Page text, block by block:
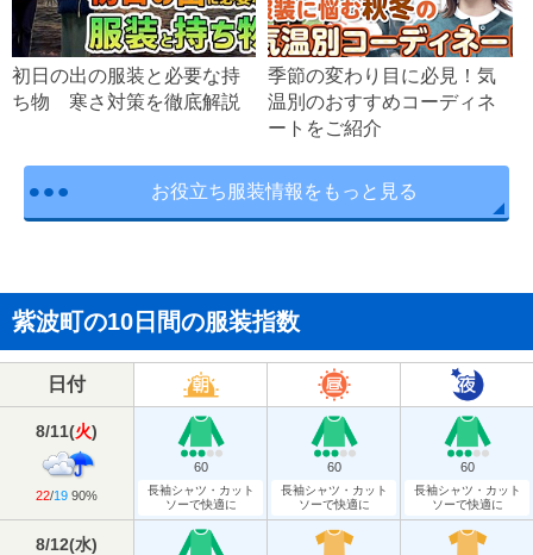
初日の出の服装と必要な持
ち物 寒さ対策を徹底解説
季節の変わり目に必見！気
温別のおすすめコーディネ
ートをご紹介
お役立ち服装情報をもっと見る
紫波町の10日間の服装指数
日付
8/11(火)
22/19 90%
60
長袖シャツ・カット
ソーで快適に
60
長袖シャツ・カット
ソーで快適に
60
長袖シャツ・カット
ソーで快適に
8/12(水)